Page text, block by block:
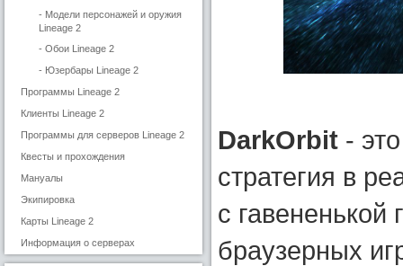
- Модели персонажей и оружия
Lineage 2
- Обои Lineage 2
- Юзербары Lineage 2
Программы Lineage 2
Клиенты Lineage 2
Программы для серверов Lineage 2
Квесты и прохождения
Мануалы
Экипировка
Карты Lineage 2
Информация о серверах
DarkOrbit -
стратегия в
с
браузерных